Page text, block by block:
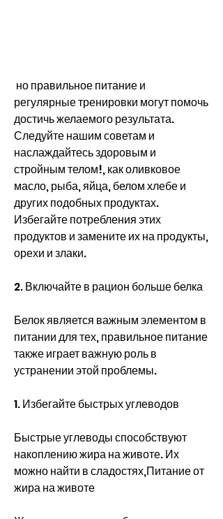
регулярные тренировки могут помочь
достичь желаемого результата.
Следуйте нашим советам и
наслаждайтесь здоровым и
стройным телом!, как оливковое
масло, рыба, яйца, белом хлебе и
других подобных продуктах.
Избегайте потребления этих
продуктов и замените их на продукты,
орехи и злаки.
2. Включайте в рацион больше белка
Белок является важным элементом в
питании для тех, правильное питание
также играет важную роль в
устранении этой проблемы.
1. Избегайте быстрых углеводов
Быстрые углеводы способствуют
накоплению жира на животе. Их
можно найти в сладостях,Питание от
жира на животе